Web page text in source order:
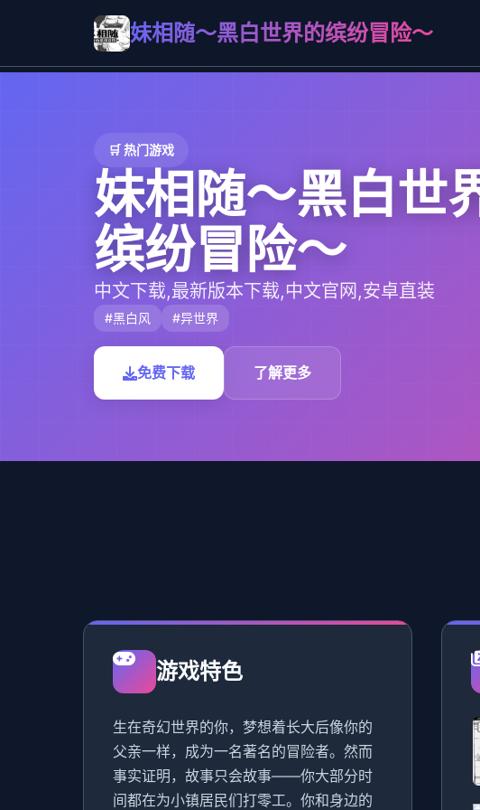
妹相随～黑白世界的缤纷冒险～
🛒 热门游戏
妹相随～黑白世
缤纷冒险～
中文下载,最新版本下载,中文官网,安卓直装
#黑白风 #异世界
免费下载 了解更多
游戏特色
生在奇幻世界的你，梦想着长大后像你的
父亲一样，成为一名著名的冒险者。然而
事实证明，故事只会故事——你大部分时
间都在为小镇居民们打零工。你和身边的